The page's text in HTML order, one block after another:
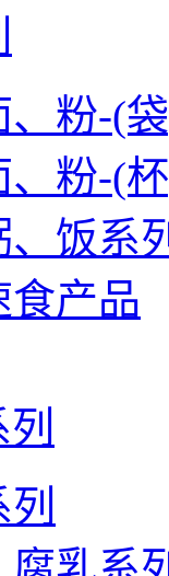
、粉-(
、粉-(
饭系
食产品